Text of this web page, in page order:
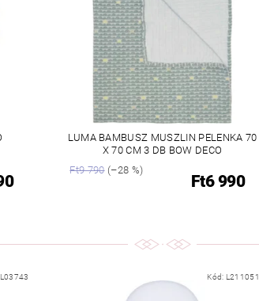
LUMA BAMBUSZ MUSZLIN PELENKA 70
X 70 CM 3 DB BOW DECO
Ft9 790(–28 %)
Ft6 990
L03743 Kód: L211051